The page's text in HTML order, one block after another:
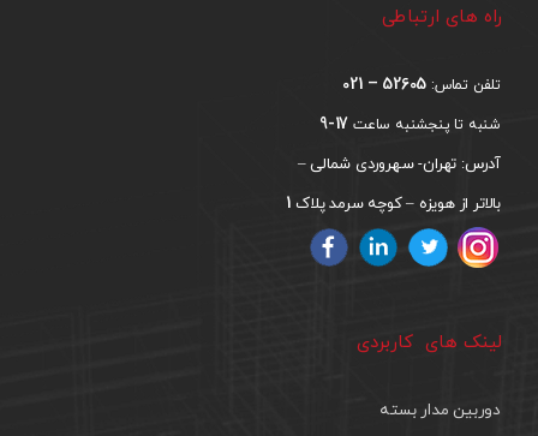
راه های ارتباطی
تلفن تماس: 52605 – 021
شنبه تا پنجشنبه ساعت 17-9
آدرس: تهران- سهروردی شمالی –
بالاتر از هویزه – کوچه سرمد پلاک 1
لینک های کاربردی
دوربین مدار بسته